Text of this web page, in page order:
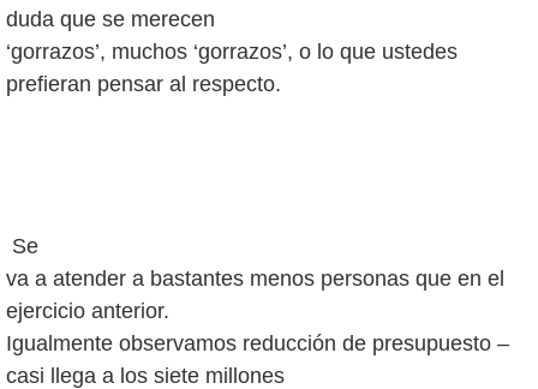
duda que se merecen
‘gorrazos’, muchos ‘gorrazos’, o lo que ustedes
prefieran pensar al respecto.
Se
va a atender a bastantes menos personas que en el
ejercicio anterior.
Igualmente observamos reducción de presupuesto –
casi llega a los siete millones